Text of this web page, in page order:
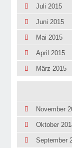
Juli 2015
Juni 2015
Mai 2015
April 2015
März 2015
November
Oktober
September